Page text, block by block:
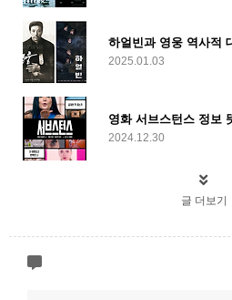
하얼빈과 영웅 역사적
2025.01.03
2024.12.30
글 더보기